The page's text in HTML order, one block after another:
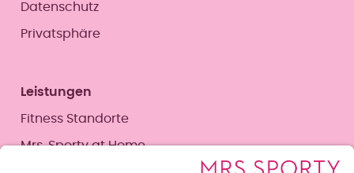
Datenschutz
Privatsphäre
Leistungen
Fitness Standorte
Mrs. Sporty at Home